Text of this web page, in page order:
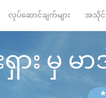
လုပ်ဆောင်ချက်များ အသိုင်း
ား မှ မ